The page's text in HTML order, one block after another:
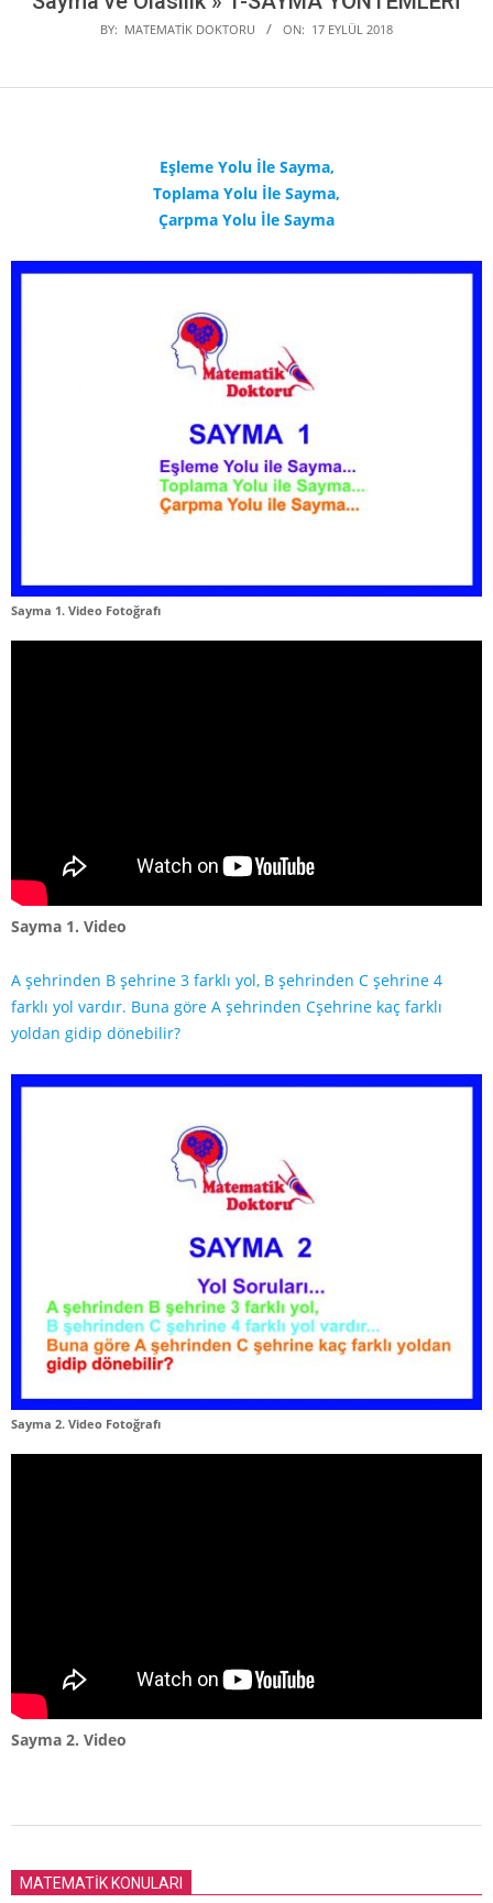
BY: MATEMATIK DOKTORU ON: 17 EYLÜL 2018
Eşleme Yolu İle Sayma,
Toplama Yolu İle Sayma,
Çarpma Yolu İle Sayma
Sayma 1. Video Fotoğrafı
Sayma 1. Video
A şehrinden B şehrine 3 farklı yol, B şehrinden C şehrine 4
farklı yol vardır. Buna göre A şehrinden Cşehrine kaç farklı
yoldan gidip dönebilir?
Sayma 2. Video Fotoğrafı
Sayma 2. Video
17MATEMATİK KONULARI